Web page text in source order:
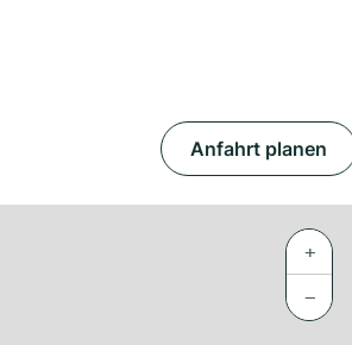
Anfahrt planen
+
−